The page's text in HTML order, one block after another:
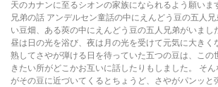
天のカナンに至るシオンの家族になられるよう願いま
兄弟の話 アンデルセン童話の中にえんどう豆の五人
い豆畑、ある莢の中にえんどう豆の五人兄弟がいまし
昼は日の光を浴び、夜は月の光を受けて元気に大きく
熟してさやが弾ける日を待っていた五つの豆は、この
きたい所がどこかお互いに話したりもしました。 そ
がその豆に近づいてくるとちょうど、さやがパンッと